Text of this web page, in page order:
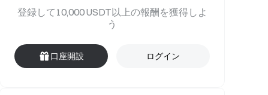
登録して10,000 USDT以上の報酬を獲得しよ
う
口座開設 ログイン